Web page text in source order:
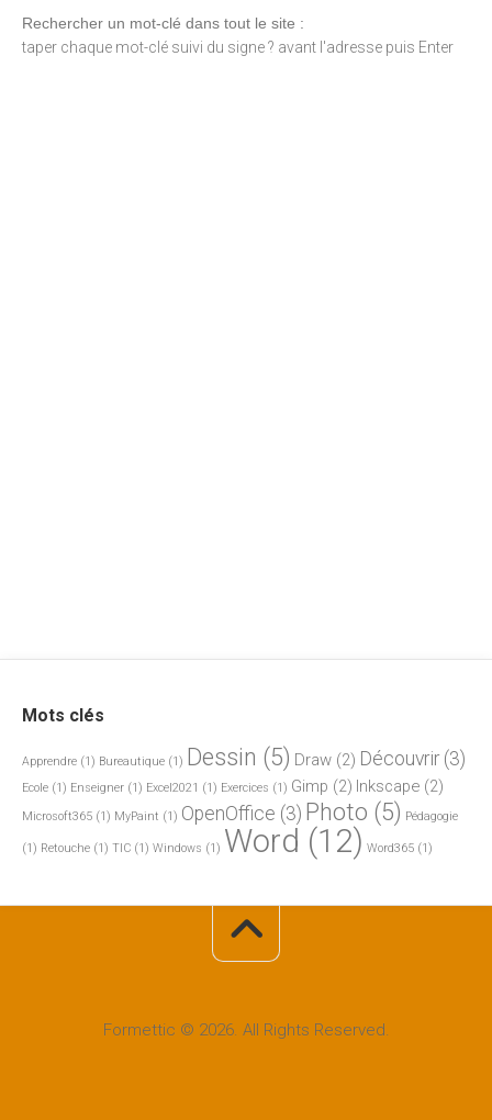
Rechercher un mot-clé dans tout le site :
taper chaque mot-clé suivi du signe ? avant l'adresse puis Enter
Mots clés
Apprendre (1) Bureautique (1) Dessin (5) Draw (2) Découvrir(3)
Ecole (1) Enseigner (1) Excel2021 (1) Exercices (1) Gimp (2) Inkscape (2)
Microsoft365 (1) MyPaint (1) OpenOffice (3) Photo (5) Pédagogie
(1) Retouche (1) TIC (1) Windows (1) Word (12) Word365 (1)
Formettic © 2026. All Rights Reserved.